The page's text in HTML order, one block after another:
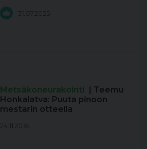
31.07.2025
Metsäkoneurakointi | Teemu
Honkalatva: Puuta pinoon
mestarin otteella
24.11.2016